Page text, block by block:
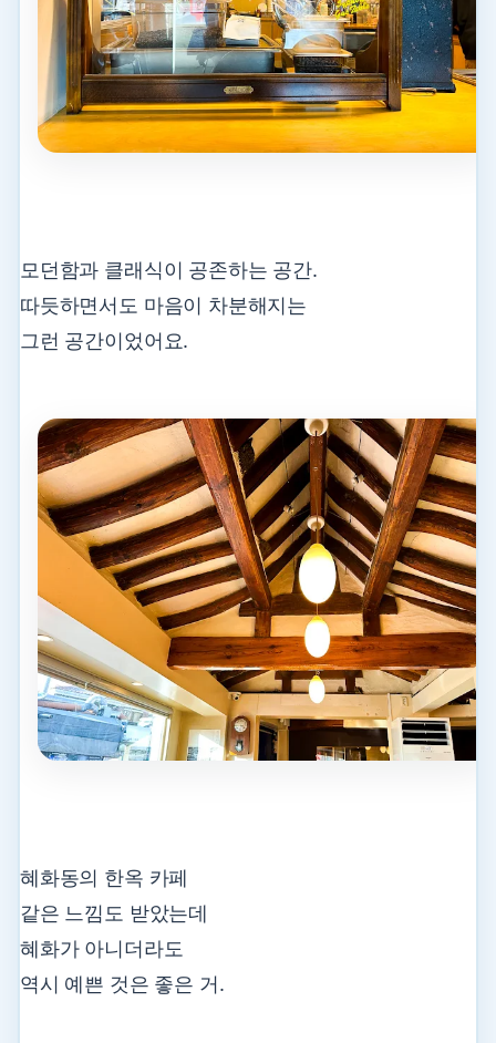
모던함과 클래식이 공존하는 공간.
따듯하면서도 마음이 차분해지는
그런 공간이었어요.
혜화동의 한옥 카페
같은 느낌도 받았는데
혜화가 아니더라도
역시 예쁜 것은 좋은 거.